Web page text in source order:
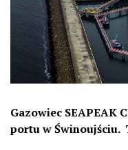
Gazowiec SEAPEAK
portu w Świnoujściu.